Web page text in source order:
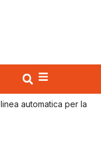
automatica per la